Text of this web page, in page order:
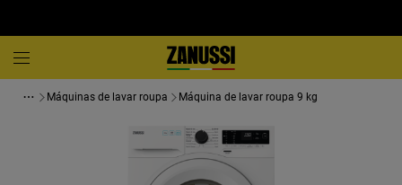
Máquinas de lavar roupa Máquina de lavar roupa 9 kg